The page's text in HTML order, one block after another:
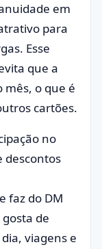
em
para
Esse
que a
mês, o que é
cartões.
no
descontos
faz do DM
de
viagens e